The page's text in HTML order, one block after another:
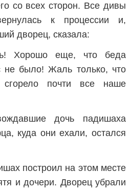
со всех сторон. Все дивы
к процессии и,
дворец, сказала:
Хорошо еще, что беда
не было! Жаль только, что
почти все наше
дочь падишаха
куда они ехали, остался
построил на этом месте
и дочери. Дворец убрали